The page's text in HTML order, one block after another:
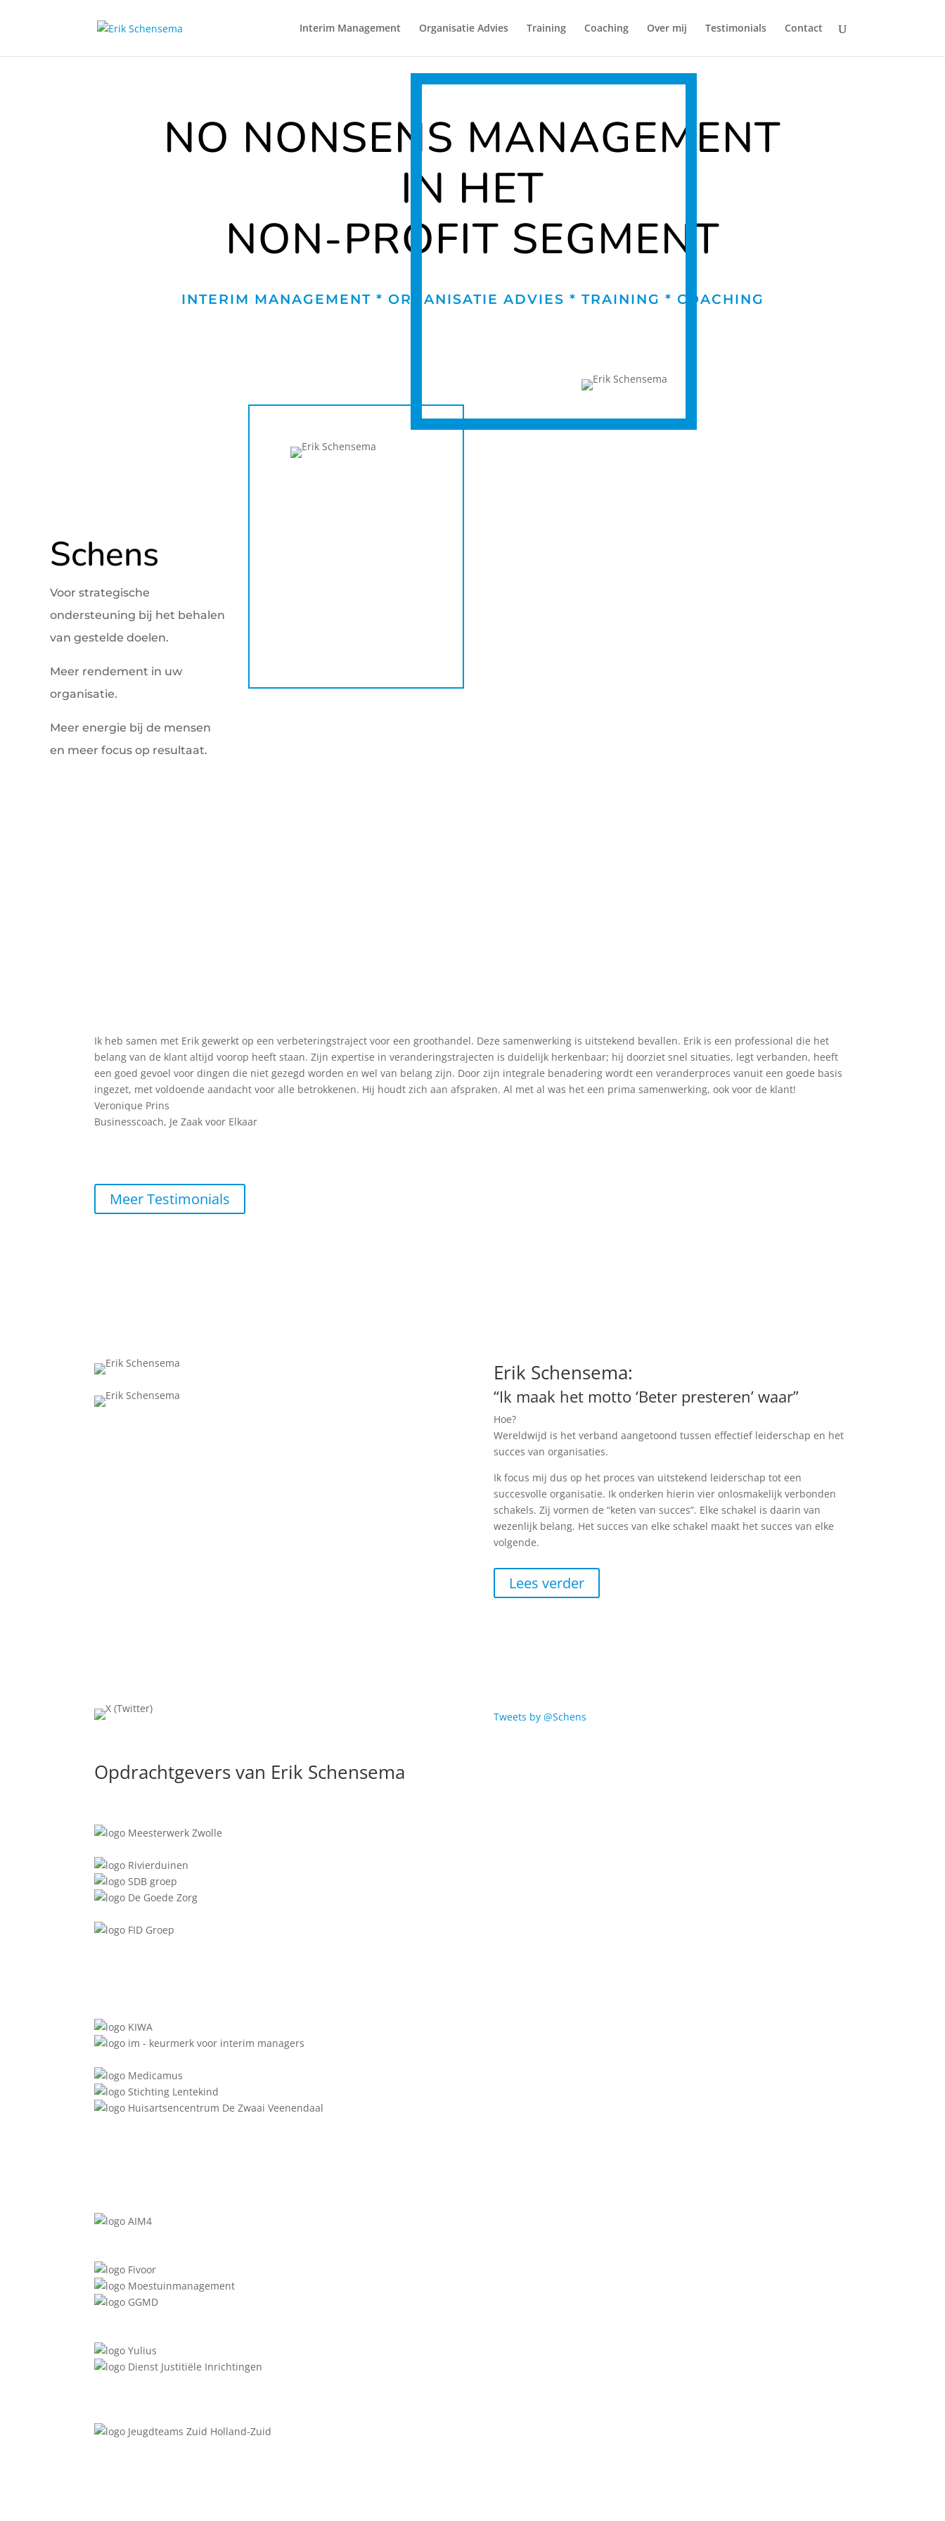
Interim Management Organisatie Advies Training Coaching Over mij Testimonials Contact
NO NONSENS MANAGEMENT
IN HET
NON-PROFIT SEGMENT
INTERIM MANAGEMENT * ORGANISATIE ADVIES * TRAINING * COACHING
Schens
Voor strategische
ondersteuning bij het behalen
van gestelde doelen.
Meer rendement in uw
organisatie.
Meer energie bij de mensen
en meer focus op resultaat.
Ik heb samen met Erik gewerkt op een verbeteringstraject voor een groothandel. Deze samenwerking is uitstekend bevallen. Erik is een professional die het
belang van de klant altijd voorop heeft staan. Zijn expertise in veranderingstrajecten is duidelijk herkenbaar; hij doorziet snel situaties, legt verbanden, heeft
een goed gevoel voor dingen die niet gezegd worden en wel van belang zijn. Door zijn integrale benadering wordt een veranderproces vanuit een goede basis
ingezet, met voldoende aandacht voor alle betrokkenen. Hij houdt zich aan afspraken. Al met al was het een prima samenwerking, ook voor de klant!
Veronique Prins
Businesscoach, Je Zaak voor Elkaar
Meer Testimonials
Erik Schensema:
“Ik maak het motto ‘Beter presteren’ waar”
Hoe?
Wereldwijd is het verband aangetoond tussen effectief leiderschap en het
succes van organisaties.
Ik focus mij dus op het proces van uitstekend leiderschap tot een
succesvolle organisatie. Ik onderken hierin vier onlosmakelijk verbonden
schakels. Zij vormen de “keten van succes”. Elke schakel is daarin van
wezenlijk belang. Het succes van elke schakel maakt het succes van elke
volgende.
Lees verder
Tweets by @Schens
Opdrachtgevers van Erik Schensema